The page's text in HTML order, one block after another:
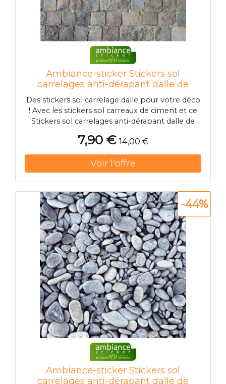
Ambiance-sticker Stickers sol
carrelages anti-dérapant dalle de
pavés
Des stickers sol carrelage dalle pour votre déco
! Avec les stickers sol carreaux de ciment et ce
Stickers sol carrelages anti-dérapant dalle de
décoration de votre sol avec celle de vos murs !
Nos stickers sol carrelages & imitations
carrelage sont très faci
7,90 € 14,00 €
Ambiance-sticker Stickers sol
carrelages anti-dérapant dalle de
-44%